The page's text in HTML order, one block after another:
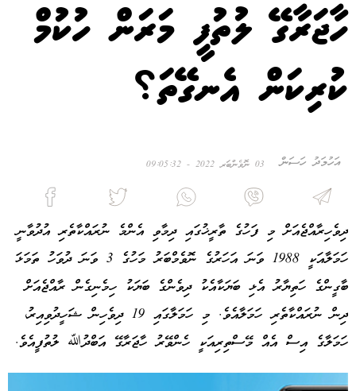
ހާޖަރާގޭ ލުތުފީ މަރަން ހުކުމް
ކުރިކަން އެނގޭތަ؟
އަހުމަދު ހަސަން 03 ނޮވެންބަރ 2022 - 09:05:32
ދިވެހިރާއްޖެއަށް މި ފަހުގެ ތާރީޚުގައި ދިމާވި އެންމެ ނުރައްކާތެރި އުދުވާނީ
ހަމަލާއަކީ 1988 ވަނަ އަހަރުގެ ނޮވެމްބަރު މަހުގެ 3 ވަނަ ދުވަހު ތަމަޅަ
ބާގީންގެ ހަތިޔާރު އެޅި ބަޔަކާއެކު ދިވެންގެ ބަޔަކު ހިމެނިގެން ރާއްޖެއަށް
ދިން ނުރައްކާތެރި ހަމަލާއެވެ. މި ހަމަލާގައި 19 ދިވެހިން ޝަހީދުވިއިރު،
ހަމަލާގެ އިސް އެއް މޭސްތިރިއަކީ ހެންވޭރު ހާޖަރާގޭ އަބްދުﷲ ލުތުފީއެވެ.